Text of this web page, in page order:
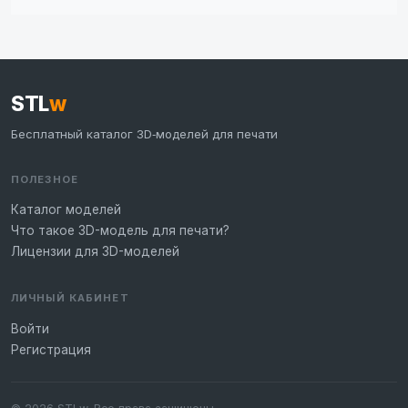
STLw
Бесплатный каталог 3D‑моделей для печати
ПОЛЕЗНОЕ
Каталог моделей
Что такое 3D-модель для печати?
Лицензии для 3D-моделей
ЛИЧНЫЙ КАБИНЕТ
Войти
Регистрация